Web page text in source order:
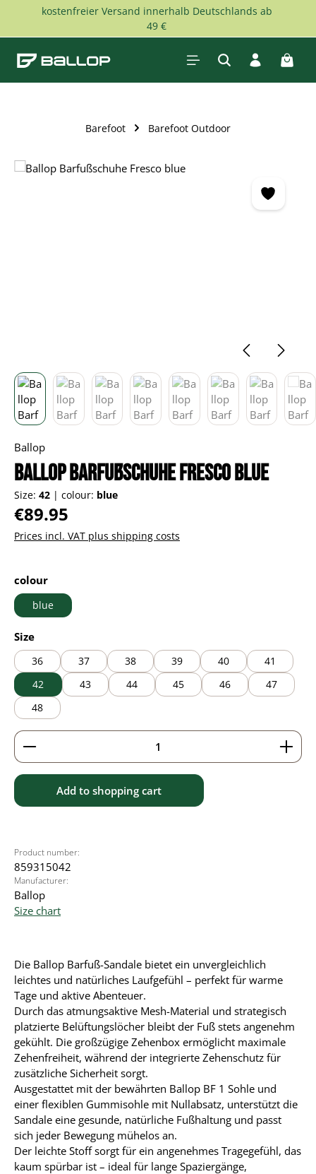
Skip to main content
kostenfreier Versand innerhalb Deutschlands ab
49 €
Barefoot Barefoot Outdoor
Skip image gallery
Ballop
Ballop Barfußschuhe Fresco blue
Size: 42 | colour: blue
Regular price:
€89.95
Prices incl. VAT plus shipping costs
Select
colour
blue
Select
Size
36 37 38 39 40
41
42
43 44 45 46
47
48
Product Quantity: Enter the desired amount or
Add to shopping cart
Product number:
859315042
Manufacturer:
Ballop
Size chart
Die Ballop Barfuß-Sandale bietet ein unvergleichlich
leichtes und natürliches Laufgefühl – perfekt für warme
Tage und aktive Abenteuer.
Durch das atmungsaktive Mesh-Material und strategisch
platzierte Belüftungslöcher bleibt der Fuß stets angenehm
gekühlt. Die großzügige Zehenbox ermöglicht maximale
Zehenfreiheit, während der integrierte Zehenschutz für
zusätzliche Sicherheit sorgt.
Ausgestattet mit der bewährten Ballop BF 1 Sohle und
einer flexiblen Gummisohle mit Nullabsatz, unterstützt die
Sandale eine gesunde, natürliche Fußhaltung und passt
sich jeder Bewegung mühelos an.
Der leichte Stoff sorgt für ein angenehmes Tragegefühl, das
kaum spürbar ist – ideal für lange Spaziergänge,